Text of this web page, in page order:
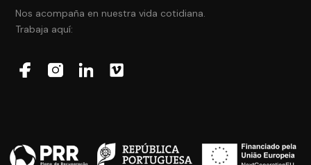
Nos acompaña en nuestra vida cotidiana.
Trabaja aquí: